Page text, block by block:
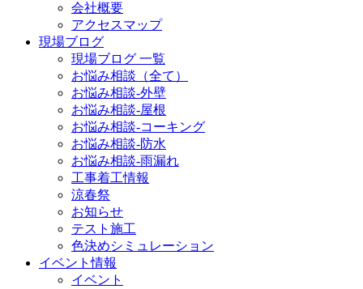
会社概要
アクセスマップ
現場ブログ
現場ブログ 一覧
お悩み相談（全て）
お悩み相談-外壁
お悩み相談-屋根
お悩み相談-コーキング
お悩み相談-防水
お悩み相談-雨漏れ
工事着工情報
涼春祭
お知らせ
テスト施工
色決めシミュレーション
イベント情報
イベント